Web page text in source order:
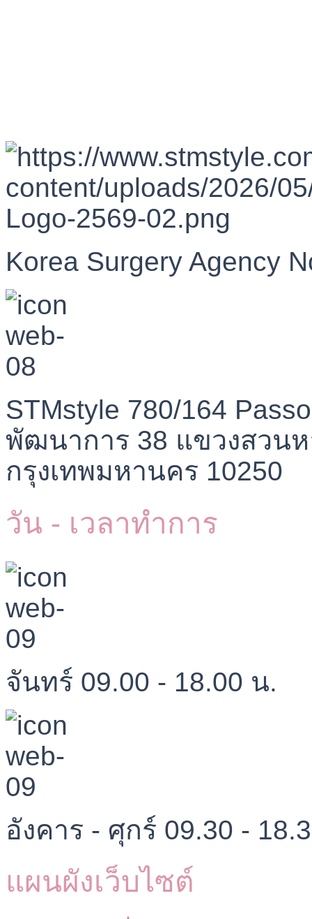
Korea Surgery Agency
STMstyle 780/164
พัฒนาการ 38 แขวงสวน
กรุงเทพมหานคร 10250
วัน - เวลาทำการ
จันทร์ 09.00 - 18.00 น.
อังคาร - ศุกร์ 09.30 -
แผนผังเว็บไซต์